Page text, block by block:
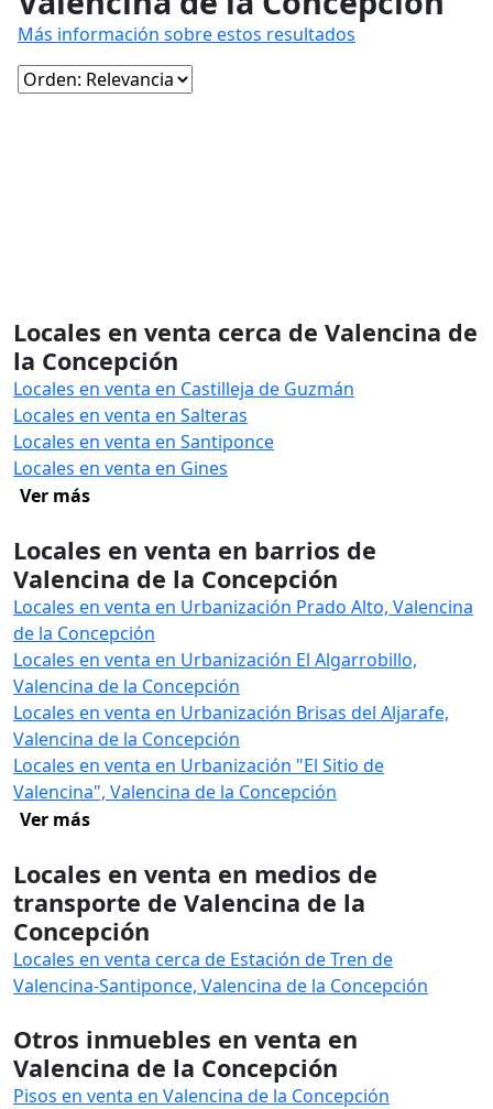
Más información sobre estos resultados
Locales en venta cerca de Valencina de
la Concepción
Locales en venta en Castilleja de Guzmán
Locales en venta en Salteras
Locales en venta en Santiponce
Locales en venta en Gines
Ver más
Locales en venta en barrios de
Valencina de la Concepción
Locales en venta en Urbanización Prado Alto, Valencina
de la Concepción
Locales en venta en Urbanización El Algarrobillo,
Valencina de la Concepción
Locales en venta en Urbanización Brisas del Aljarafe,
Valencina de la Concepción
Locales en venta en Urbanización "El Sitio de
Valencina", Valencina de la Concepción
Ver más
Locales en venta en medios de
transporte de Valencina de la
Concepción
Locales en venta cerca de Estación de Tren de
Valencina-Santiponce, Valencina de la Concepción
Otros inmuebles en venta en
Valencina de la Concepción
Pisos en venta en Valencina de la Concepción